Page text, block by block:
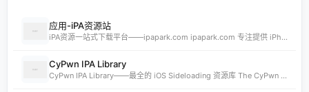
应用-iPA资源站
iPA资源一站式下载平台——ipapark.com ipapark.com 专注提供 iPhone、iPad、iPod 软体的 IPA 文件下载服务，覆盖 iOS4 至 iOS16 全系统版本，满足不同机型的用户需求。无论是正版砸壳、开心版软件，还是越狱插件、免费证书，都可在本站快速获取。 核心优势 **全网最全 ip
CyPwn IPA Library
CyPwn IPA Library——最全的 iOS Sideloading 资源库 The CyPwn IPA Library is the most complete sideloading library available for iOS devices. 这里聚合了海量 IPA 包，覆盖 Jailbreak